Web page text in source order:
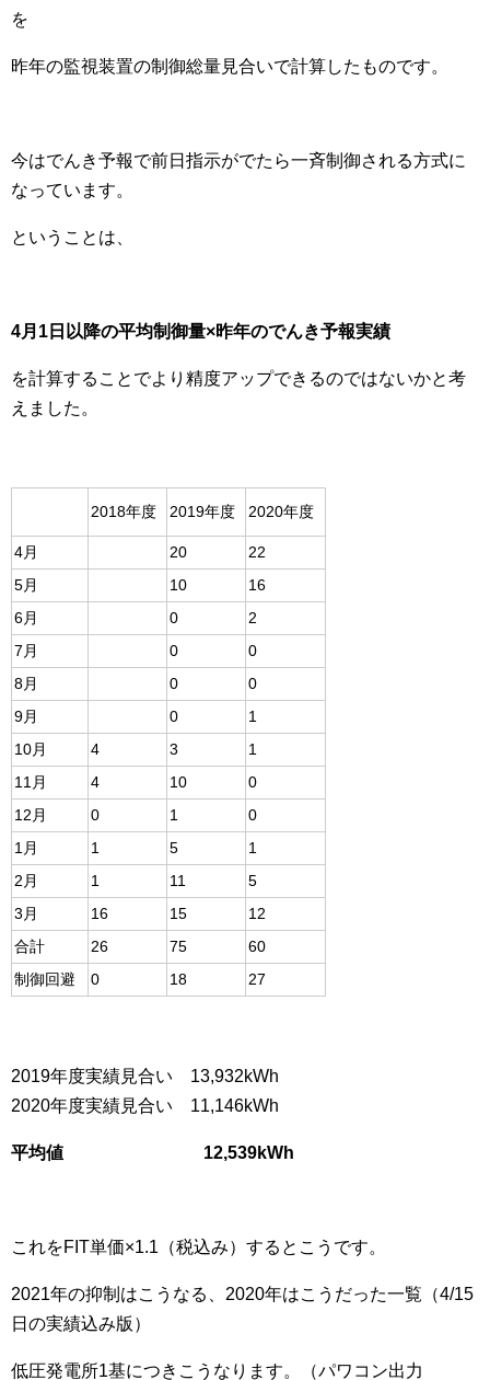
を
昨年の監視装置の制御総量見合いで計算したものです。
今はでんき予報で前日指示がでたら一斉制御される方式に
なっています。
ということは、
4月1日以降の平均制御量×昨年のでんき予報実績
を計算することでより精度アップできるのではないかと考
えました。
2018年度 2019年度 2020年度
4月 20
22
5月
10
16
6月
0
2
7月
0
0
8月
0
0
9月
0
1
10月
4 3
1
11月
4 10
0
12月
0 1
0
1月
1 5
1
2月
1 11
5
3月
16 15
12
合計
26 75
60
制御回避
0 18 27
2019年度実績見合い 13,932kWh
2020年度実績見合い 11,146kWh
平均値 12,539kWh
これをFIT単価×1.1（税込み）するとこうです。
2021年の抑制はこうなる、2020年はこうだった一覧（4/15
日の実績込み版）
低圧発電所1基につきこうなります。（パワコン出力